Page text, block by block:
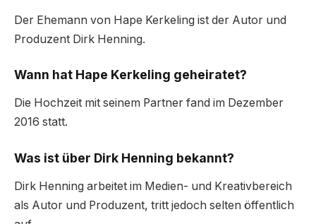
Der Ehemann von Hape Kerkeling ist der Autor und
Produzent Dirk Henning.
Wann hat Hape Kerkeling geheiratet?
Die Hochzeit mit seinem Partner fand im Dezember
2016 statt.
Was ist über Dirk Henning bekannt?
Dirk Henning arbeitet im Medien- und Kreativbereich
als Autor und Produzent, tritt jedoch selten öffentlich